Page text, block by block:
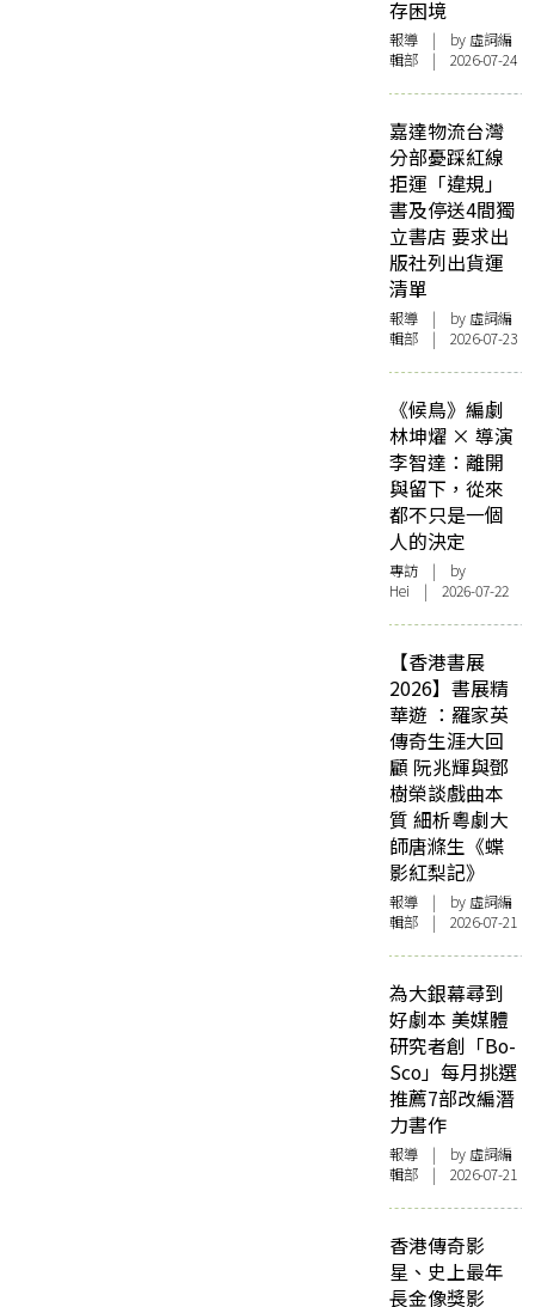
存困境
報導 | by 虛詞編
輯部 | 2026-07-24
嘉達物流台灣
分部憂踩紅線
拒運「違規」
書及停送4間獨
立書店 要求出
版社列出貨運
清單
報導 | by 虛詞編
輯部 | 2026-07-23
《候鳥》編劇
林坤燿 × 導演
李智達：離開
與留下，從來
都不只是一個
人的決定
專訪 | by
Hei | 2026-07-22
【香港書展
2026】書展精
華遊 ：羅家英
傳奇生涯大回
顧 阮兆輝與鄧
樹榮談戲曲本
質 細析粵劇大
師唐滌生《蝶
影紅梨記》
報導 | by 虛詞編
輯部 | 2026-07-21
為大銀幕尋到
好劇本 美媒體
研究者創「Bo-
Sco」每月挑選
推薦7部改編潛
力書作
報導 | by 虛詞編
輯部 | 2026-07-21
香港傳奇影
星、史上最年
長金像獎影